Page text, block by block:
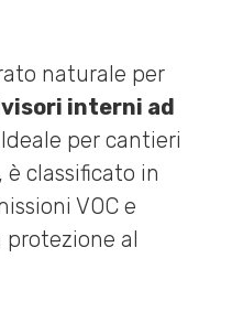
naturale per
interni ad
Ideale per cantieri
classificato in
VOC e
al